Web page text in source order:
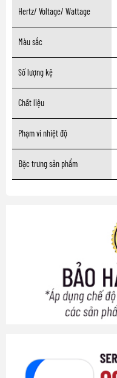
Hertz/ Voltage/ Wattage
Màu sắc
Số lượng kệ
Chất liệu
Phạm vi nhiệt độ
Đặc trưng sản phẩm